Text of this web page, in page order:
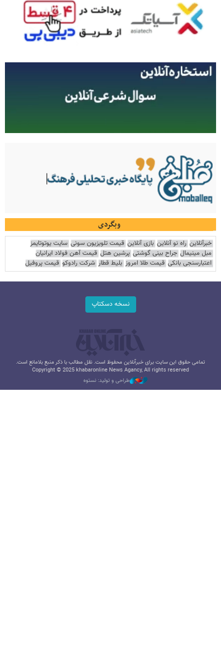
وبگردی
خبرآنلاین راه نو آنلاین بازی آنلاین قیمت تلویزیون سونی سایت یوتوتایمز
مبل مینیمال جراح بینی گوشتی پرشین هتل قیمت آهن فولاد ایرانیان
اعتبارسنجی بانکی قیمت طلا امروز بلیط قطار شرکت رادوکو قیمت پروفیل
نسخه دسکتاپ
تمامی حقوق این سایت برای خبرآنلاین محفوظ است. نقل مطالب با ذکر منبع بلامانع است.
Copyright © 2025 khabaronline News Agancy, All rights reserved
طراحی و تولید: نستوه